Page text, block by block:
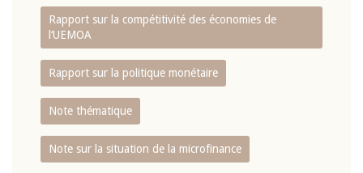
Rapport sur la compétitivité des économies de
l‘UEMOA
Rapport sur la politique monétaire
Note thématique
Note sur la situation de la microfinance